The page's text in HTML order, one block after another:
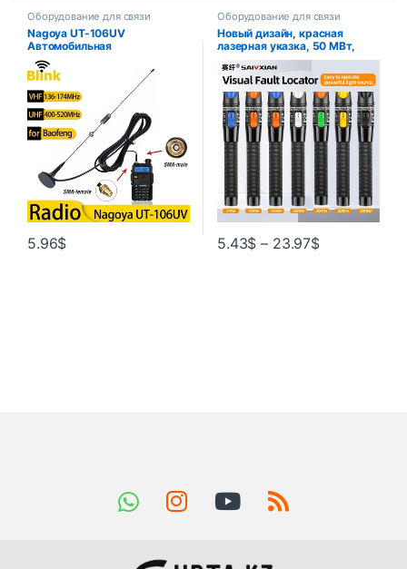
Оборудование для связи
Nagoya UT-106UV
Автомобильная
радиолюбительская
магнитная антенна VHF/UHF
двухдиапазонная SMA-мама
для Baofeng BF-888S UV-
5R/9R/10R/82 Walkie Talkie
5.96$
Оборудование для связи
Новый дизайн, красная
лазерная указка, 50 МВт,
VFL, визуальный локатор
неисправностей, тестер
оптоволоконного кабеля,
диапазон 50 МВт, оптический
FC/SC/ST
5.43$ – 23.97$